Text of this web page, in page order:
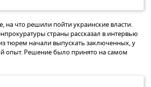
на что решили пойти украинские власти.
страны рассказал в интервью
тюрем начали выпускать заключенных, у
опыт. Решение было принято на самом